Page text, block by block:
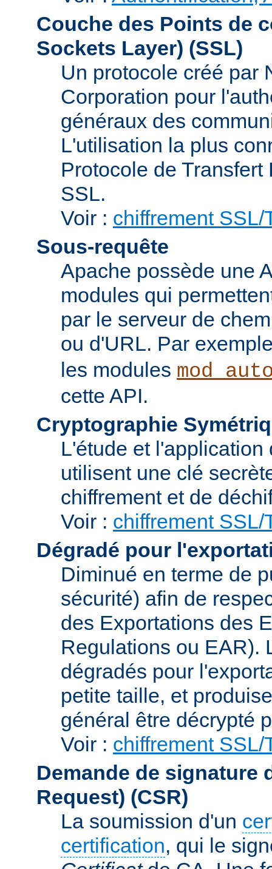
Couche des Points de
Sockets Layer) (SSL)
Un protocole créé par
Corporation pour
généraux des
L'utilisation la plus
Protocole de
SSL.
Voir : chiffrement SSL/
Sous-requête
Apache possède une
modules qui
par le serveur de
ou d'URL. Par
les modules
cette API.
Cryptographie
L'étude et
utilisent une clé
chiffrement et de
Voir : chiffrement SSL/
Dégradé pour
Diminué en terme de
sécurité) afin de
des Exportations des
Regulations ou EAR).
dégradés pour
petite taille, et
général être décrypté
Voir : chiffrement SSL/
Demande de signature
Request) (CSR)
La soumission d'un
certification, qui le